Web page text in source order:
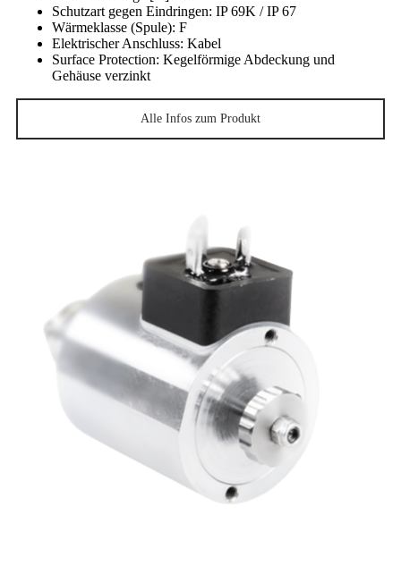
Schutzart gegen Eindringen: IP 69K / IP 67
Wärmeklasse (Spule): F
Elektrischer Anschluss: Kabel
Surface Protection: Kegelförmige Abdeckung und
Gehäuse verzinkt
Alle Infos zum Produkt